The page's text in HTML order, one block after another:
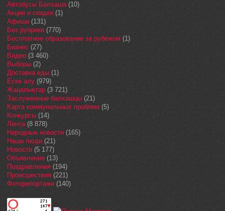
Автобусы Балхаша(10)
Акции и скидки (1)
Афиша(131)
Без рубрики (770)
Бесплатное образование за рубежом (1)
Бизнес (27)
Видео (3 460)
Выборы (2)
Доставка еды (1)
Еске алу (979)
Жаңалықтар (3 721)
Заслуженные балхашцы (21)
Карта коммунальных проблем (5)
Конкурсы (14)
Лента(8 878)
Народные новости (165)
Наши люди (21)
Новости (5 177)
Объявления (13)
Поздравления (194)
Происшествия (221)
Фоторепортажи (140)